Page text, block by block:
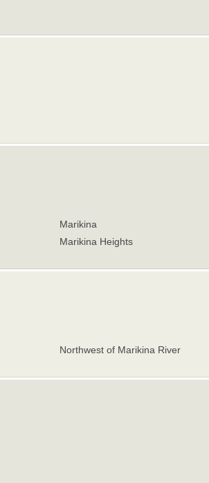
Marikina
Marikina Heights
Northwest of Marikina River